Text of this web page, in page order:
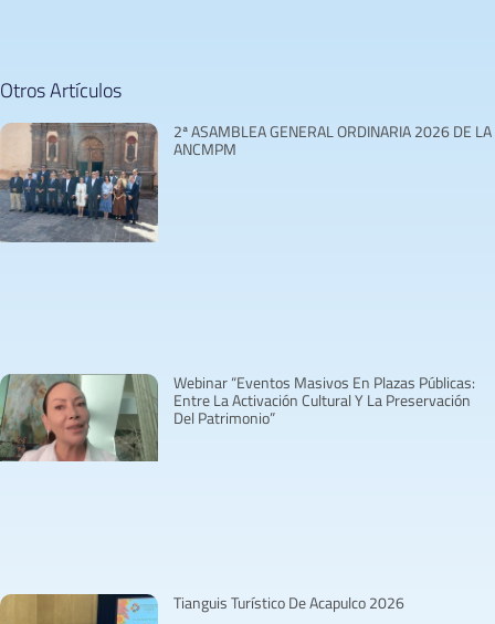
Otros Artículos
2ª ASAMBLEA GENERAL ORDINARIA 2026 DE LA
ANCMPM
Webinar “Eventos Masivos En Plazas Públicas:
Entre La Activación Cultural Y La Preservación
Del Patrimonio”
Tianguis Turístico De Acapulco 2026